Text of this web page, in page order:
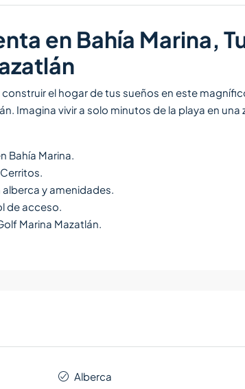
en Bahía Marina,
el hogar de tus sueños en este
Imagina vivir a solo minutos de la playa en
Bahía Marina.
y amenidades.
de acceso.
Marina Mazatlán.
Alberca